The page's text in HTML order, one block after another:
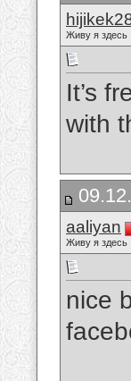
Живу я здесь
It’s
with
aaliyan
Живу я здесь
nice